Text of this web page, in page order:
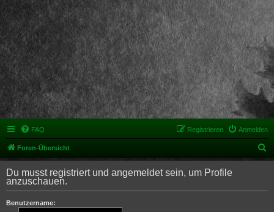
FAQ Anmelden
Registrieren
Foren-Übersicht
u
h
Du musst registriert und angemeldet sein, um Profile
anzuschauen.
Benutzername: